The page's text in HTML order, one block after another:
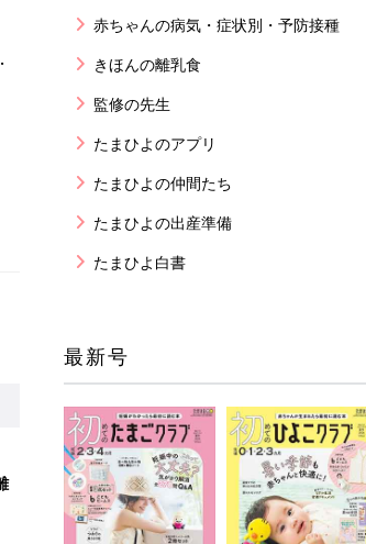
赤ちゃんの病気・症状別・予防接種
きほんの離乳食
監修の先生
たまひよのアプリ
たまひよの仲間たち
たまひよの出産準備
たまひよ白書
最新号